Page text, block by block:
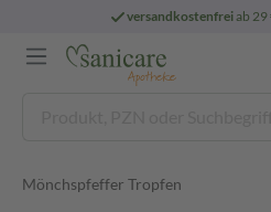
versandkostenfreiab 29
Mönchspfeffer Tropfen